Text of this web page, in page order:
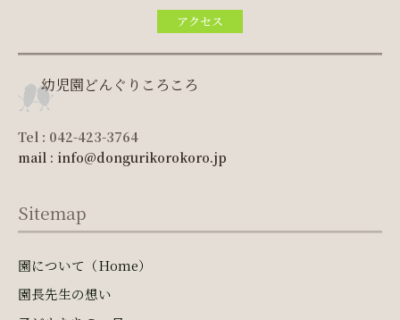
アクセス
幼児園どんぐりころころ
Tel : 042-423-3764
mail : info@dongurikorokoro.jp
Sitemap
園について（Home）
園長先生の想い